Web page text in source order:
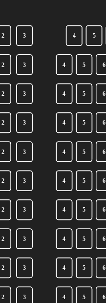
2 3 4 5
2 3 4 5 6
2 3 4 5 6
2 3 4 5 6
2 3 4 5 6
2 3 4 5 6
2 3 4 5 6
2 3 4 5 6
2 3 4 5 6
2 3 4 5 6